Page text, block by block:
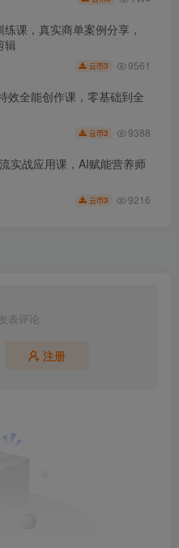
课，真实商单案例分享，
辑
云币3 9561
效全能创作课，零基础到全
云币3 9388
实战应用课，AI赋能营养师
云币3 9216
表评论
注册